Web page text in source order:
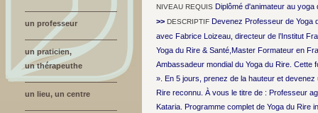
un professeur
un praticien,
un thérapeuthe
un lieu, un centre
NIVEAU REQUIS Diplômé d'animateur au yoga
>> DESCRIPTIF Devenez Professeur de Yoga
avec Fabrice Loizeau, directeur de l’Institut
Yoga du Rire & Santé,Master Formateur en
Ambassadeur mondial du Yoga du Rire. Cette
». En 5 jours, prenez de la hauteur et
Rire reconnu. À vous le titre de : Professeur
Kataria. Programme complet de Yoga du Rire